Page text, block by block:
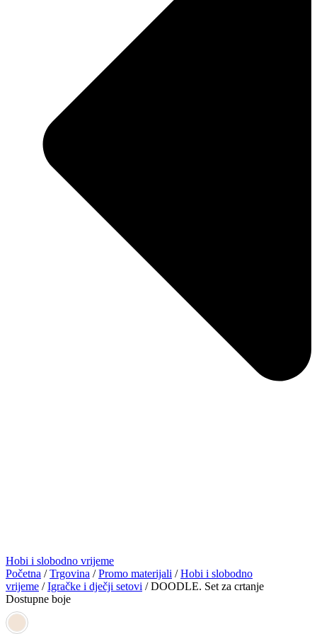
Hobi i slobodno vrijeme
Početna /Trgovina /Promo materijali /Hobi i slobodno
vrijeme /Igračke i dječji setovi / DOODLE. Set za crtanje
Dostupne boje